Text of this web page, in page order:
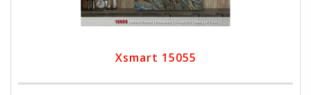
Xsmart 15055